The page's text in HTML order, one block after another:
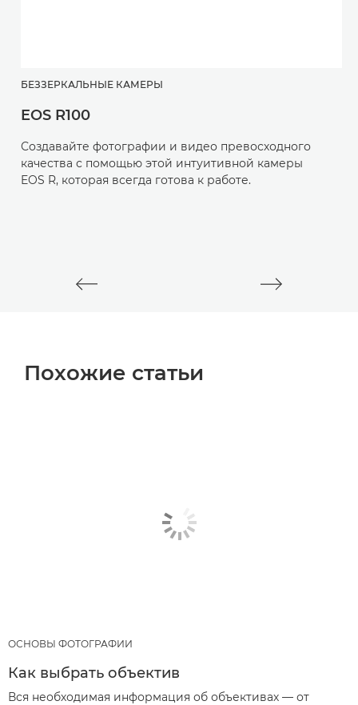
БЕЗЗЕРКАЛЬНЫЕ КАМЕРЫ
EOS R100
Создавайте фотографии и видео превосходного
качества с помощью этой интуитивной камеры
EOS R, которая всегда готова к работе.
Похожие статьи
ОСНОВЫ ФОТОГРАФИИ
Как выбрать объектив
Вся необходимая информация об объективах — от